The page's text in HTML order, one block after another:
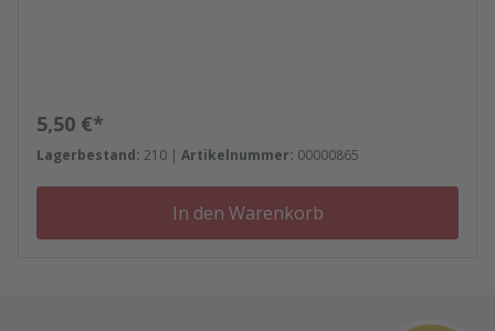
Regulärer Preis:
5,50 €*
Lagerbestand: 210 | Artikelnummer: 00000865
In den Warenkorb